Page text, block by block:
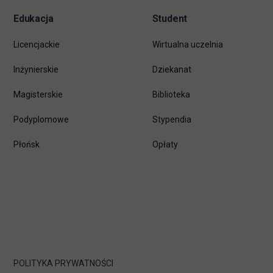
Edukacja
Licencjackie
Inżynierskie
Magisterskie
Podyplomowe
Płońsk
Student
Wirtualna uczelnia
Dziekanat
Biblioteka
Stypendia
Opłaty
POLITYKA PRYWATNOŚCI